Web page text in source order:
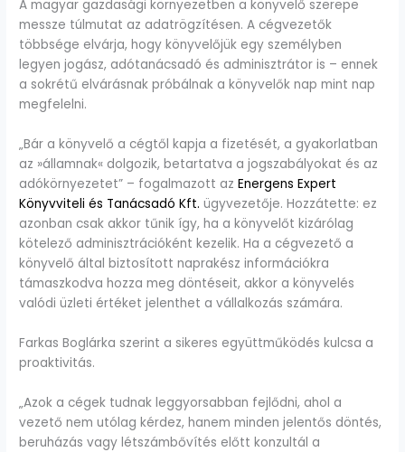
A magyar gazdasági környezetben a könyvelő szerepe
messze túlmutat az adatrögzítésen. A cégvezetők
többsége elvárja, hogy könyvelőjük egy személyben
legyen jogász, adótanácsadó és adminisztrátor is – ennek
a sokrétű elvárásnak próbálnak a könyvelők nap mint nap
megfelelni.
„Bár a könyvelő a cégtől kapja a fizetését, a gyakorlatban
az »államnak« dolgozik, betartatva a jogszabályokat és az
adókörnyezetet” – fogalmazott azEnergens Expert
Könyvviteli és Tanácsadó Kft. ügyvezetője. Hozzátette: ez
azonban csak akkor tűnik így, ha a könyvelőt kizárólag
kötelező adminisztrációként kezelik. Ha a cégvezető a
könyvelő által biztosított naprakész információkra
támaszkodva hozza meg döntéseit, akkor a könyvelés
valódi üzleti értéket jelenthet a vállalkozás számára.
Farkas Boglárka szerint a sikeres együttműködés kulcsa a
proaktivitás.
„Azok a cégek tudnak leggyorsabban fejlődni, ahol a
vezető nem utólag kérdez, hanem minden jelentős döntés,
beruházás vagy létszámbővítés előtt konzultál a